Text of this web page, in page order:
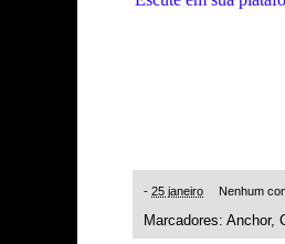
- 25 janeiro Nenhum
Marcadores: Anchor,